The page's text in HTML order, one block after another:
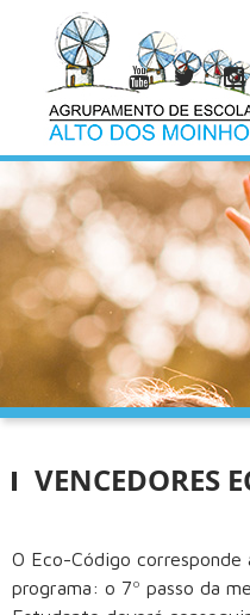
VENCEDORES
O Eco-Código
programa: o 7º passo da